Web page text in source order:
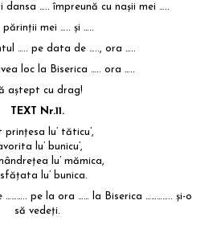
dansa ….. împreună cu naşii mei …..
părinţii mei ….. și …..
….. pe data de ….., ora …..
loc la Biserica ….. ora …..
aştept cu drag!
TEXT Nr.11.
prințesa lu’ tăticu’,
lu’ bunicu’,
lu’ mămica,
lu’ bunica.
pe la ora …… la Biserica ………….. și-o
să vedeți.